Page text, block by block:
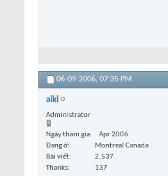
06-09-2006, 07:35 PM
aiki
Administrator
Ngày tham gia
Apr 2006
Đang ở
Montreal Canada
Bài viết
2,537
Thanks
137